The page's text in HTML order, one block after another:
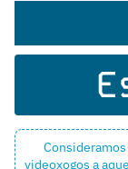
videoxogos a